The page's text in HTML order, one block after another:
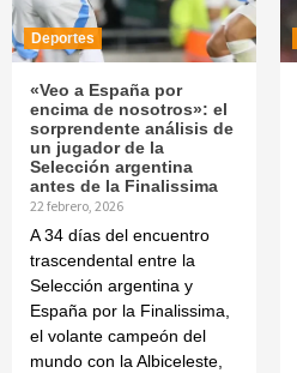
Deportes
«Veo a España por
encima de nosotros»: el
sorprendente análisis de
un jugador de la
Selección argentina
antes de la Finalissima
22 febrero, 2026
A 34 días del encuentro
trascendental entre la
Selección argentina y
España por la Finalissima,
el volante campeón del
mundo con la Albiceleste,